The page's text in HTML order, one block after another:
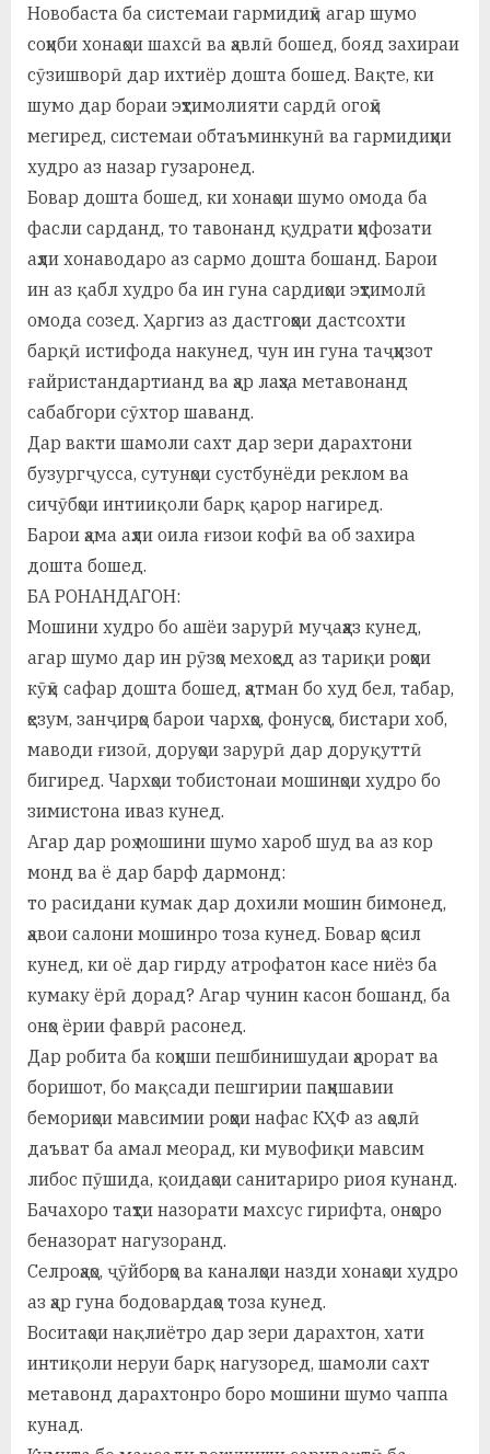
с
р
в
Новобаста ба системаи гармидиҳӣ агар шумо
соҳиби хонаҳои шахсӣ ва ҳавлӣ бошед, бояд захираи
сӯзишворӣ дар ихтиёр дошта бошед. Вақте, ки
шумо дар бораи эҳтимолияти сардӣ огоҳӣ
мегиред, системаи обтаъминкунӣ ва гармидиҳии
худро аз назар гузаронед.
Бовар дошта бошед, ки хонаҳои шумо омода ба
фасли сарданд, то тавонанд қудрати ҳифозати
аҳли хонаводаро аз сармо дошта бошанд. Барои
ин аз қабл худро ба ин гуна сардиҳои эҳтимолӣ
омода созед. Ҳаргиз аз дастгоҳҳои дастсохти
барқӣ истифода накунед, чун ин гуна таҷҳизот
ғайристандартианд ва ҳар лаҳза метавонанд
сабабгори сӯхтор шаванд.
Дар вакти шамоли сахт дар зери дарахтони
бузургҷусса, сутунҳои сустбунёди реклом ва
сичӯбҳои интииқоли барқ қарор нагиред.
Барои ҳама аҳли оила ғизои кофӣ ва об захира
дошта бошед.
БА РОНАНДАГОН:
Мошини худро бо ашёи зарурӣ муҷаҳҳаз кунед,
агар шумо дар ин рӯзҳо мехоҳед аз тариқи роҳҳои
кӯҳӣ сафар дошта бошед, ҳатман бо худ бел, табар,
ҳезум, занҷирҳо барои чархҳо, фонусҳо, бистари хоб,
маводи ғизоӣ, доруҳои зарурӣ дар доруқуттӣ
бигиред. Чархҳои тобистонаи мошинҳои худро бо
зимистона иваз кунед.
Агар дар роҳ мошини шумо хароб шуд ва аз кор
монд ва ё дар барф дармонд:
то расидани кумак дар дохили мошин бимонед,
ҳавои салони мошинро тоза кунед. Бовар ҳосил
кунед, ки оё дар гирду атрофатон касе ниёз ба
кумаку ёрӣ дорад? Агар чунин касон бошанд, ба
онҳо ёрии фаврӣ расонед.
Дар робита ба коҳиши пешбинишудаи ҳарорат ва
боришот, бо мақсади пешгирии паҳншавии
бемориҳои мавсимии роҳҳои нафас КҲФ аз аҳолӣ
даъват ба амал меорад, ки мувофиқи мавсим
либос пӯшида, қоидаҳои санитариро риоя кунанд.
Бачахоро таҳти назорати махсус гирифта, онҳоро
беназорат нагузоранд.
Селроҳаҳо, ҷӯйборҳо ва каналҳои назди хонаҳои худро
аз ҳар гуна бодовардаҳо тоза кунед.
Воситаҳои нақлиётро дар зери дарахтон, хати
интиқоли неруи барқ нагузоред, шамоли сахт
метавонд дарахтонро боро мошини шумо чаппа
кунад.